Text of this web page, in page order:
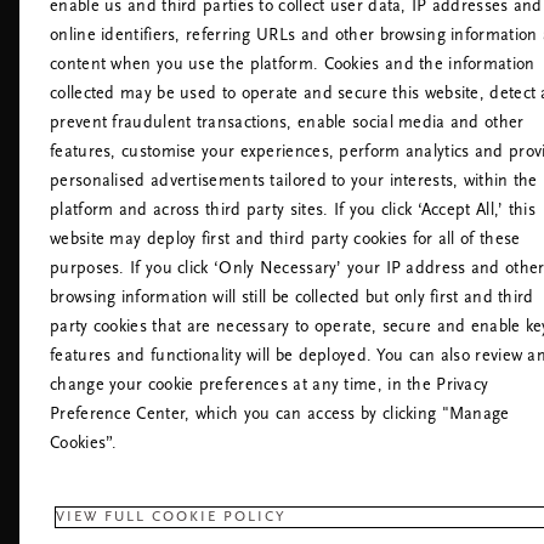
Cookiepolitik
Cookieindstillinger
Tilgængelighedserklæring
Privatlivspolitik for Rituals
Rituals' Husregler
Fortryd aftalen
Lufthavne
RING TIL KUNDESERVICE:
+45 (0)89874216
Lokaltakst
RITUALS APP
enable us and third parties to collect user data, IP addresses and
online identifiers, referring URLs and other browsing information
content when you use the platform. Cookies and the information
collected may be used to operate and secure this website, detect
prevent fraudulent transactions, enable social media and other
features, customise your experiences, perform analytics and
personalised advertisements tailored to your interests, within the
platform and across third party sites. If you click ‘Accept All,’ this
website may deploy first and third party cookies for all of these
purposes. If you click ‘Only Necessary’ your IP address and other
browsing information will still be collected but only first and third
party cookies that are necessary to operate, secure and enable
features and functionality will be deployed. You can also review
change your cookie preferences at any time, in the Privacy
Preference Center, which you can access by clicking "Manage
Cookies”.
VIEW FULL COOKIE POLICY